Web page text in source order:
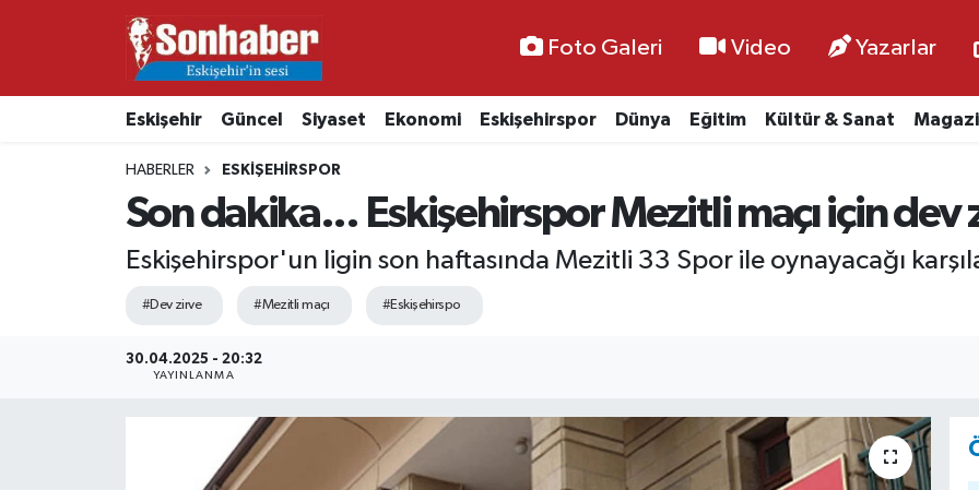
Foto Galeri Video Yazarlar
Eskişehir Güncel Siyaset Ekonomi Eskişehirspor Dünya Eğitim Kültür & Sanat
HABERLER ESKIŞEHIRSPOR
Son dakika... Eskişehirspor Mezitli maçı için dev
Eskişehirspor'un ligin son haftasında Mezitli 33 Spor ile oynayacağı
#Dev zirve #Mezitli maçı #Eskişehirspo
30.04.2025 - 20:32
YAYINLANMA
Ekonomi
Kültür & Sanat
Magazin
Nöbetçi Eczaneler
Namaz Vakitleri
Trafik Durumu
Süper Lig Puan Durumu ve Fikstür
Tüm Manşetler